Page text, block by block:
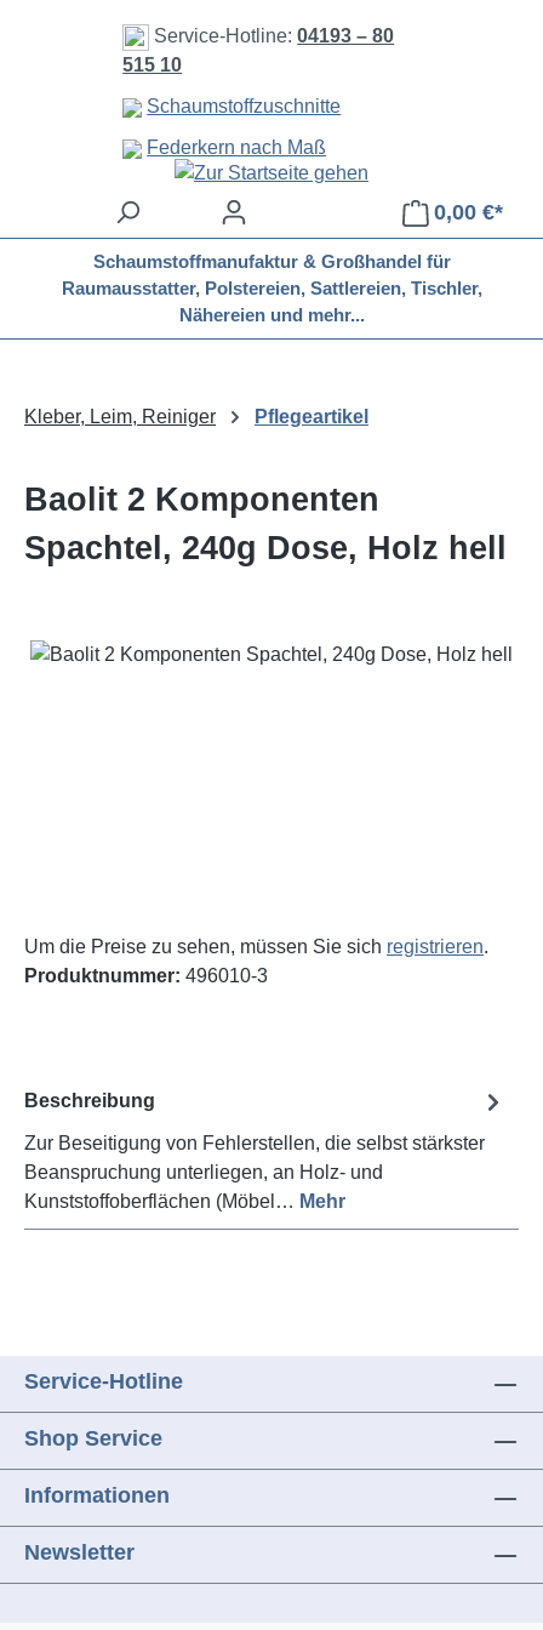
Zum Hauptinhalt springen
Service-Hotline:04193 – 80
515 10
Schaumstoffzuschnitte
Federkern nach Maß
0,00 €*
Schaumstoffmanufaktur & Großhandel für
Raumausstatter, Polstereien, Sattlereien, Tischler,
Nähereien und mehr...
Kleber, Leim, Reiniger Pflegeartikel
Baolit 2 Komponenten
Spachtel, 240g Dose, Holz hell
Bildergalerie überspringen
Um die Preise zu sehen, müssen Sie sich registrieren.
Produktnummer: 496010-3
Beschreibung
Zur Beseitigung von Fehlerstellen, die selbst stärkster
Beanspruchung unterliegen, an Holz- und
Kunststoffoberflächen (Möbel… Mehr
Service-Hotline
Shop Service
Informationen
Newsletter